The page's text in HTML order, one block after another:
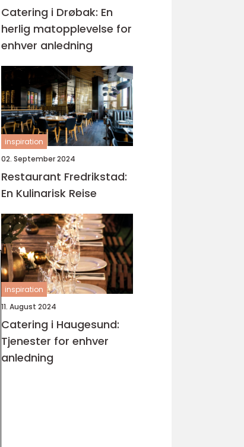
Catering i Drøbak: En
herlig matopplevelse for
enhver anledning
inspiration
02. September 2024
Restaurant Fredrikstad:
En Kulinarisk Reise
inspiration
11. August 2024
Catering i Haugesund:
Tjenester for enhver
anledning